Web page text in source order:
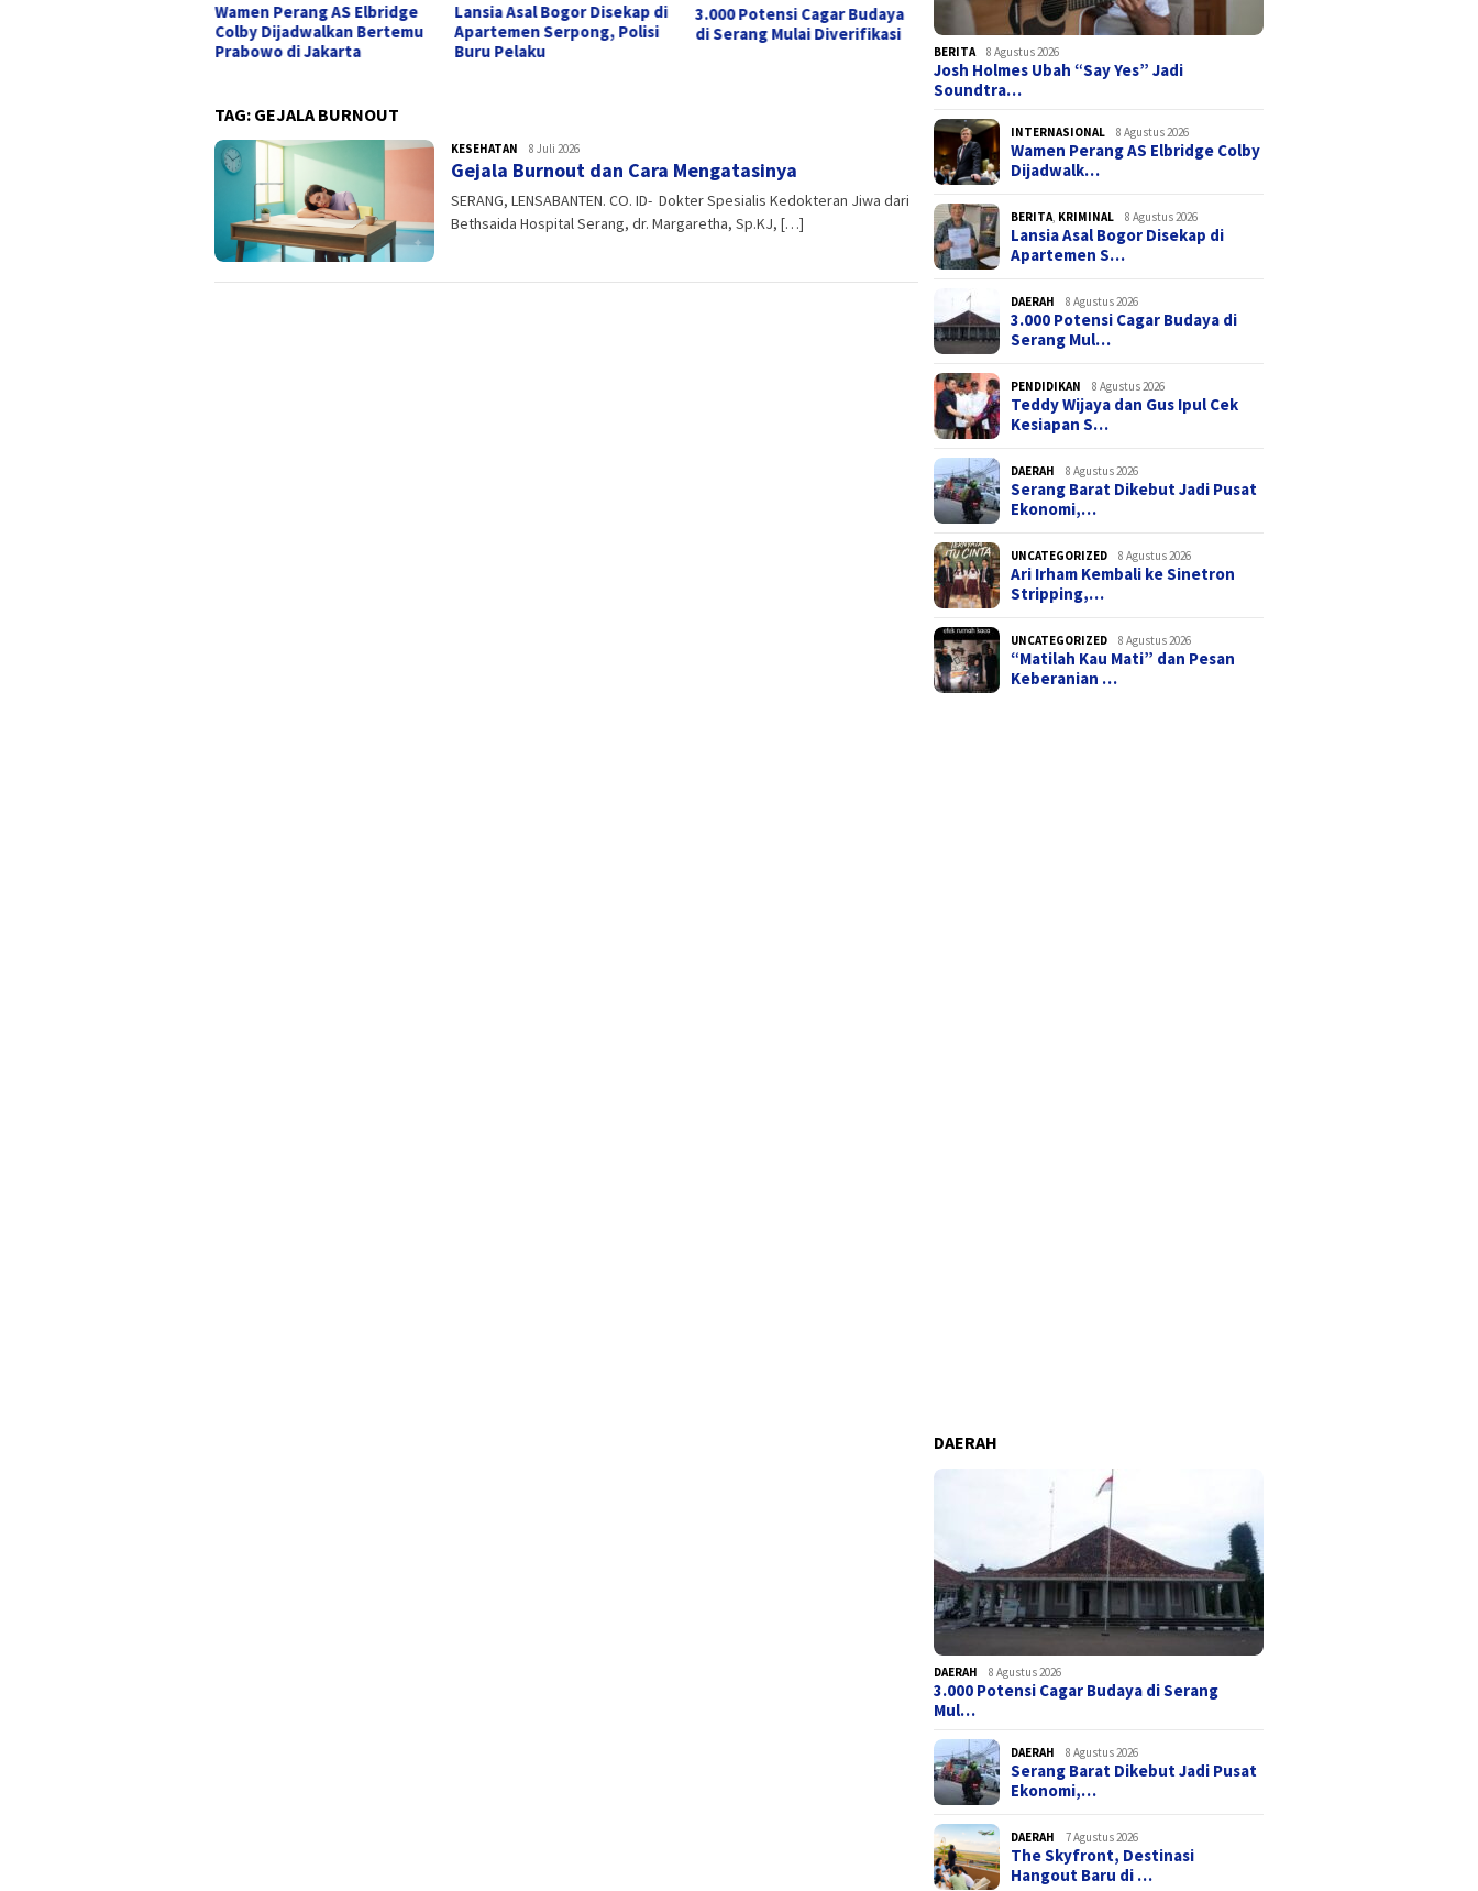
Wamen Perang AS Elbridge
Colby Dijadwalkan Bertemu
Prabowo di Jakarta
Lansia Asal Bogor Disekap di
Apartemen Serpong, Polisi
Buru Pelaku
3.000 Potensi Cagar Budaya
di Serang Mulai Diverifikasi
Teddy Wijaya dan Gus Ipul
Cek Kesiapan Sekolah Rakyat
di Tangerang
Serang Barat Dikebut Jadi
Pusat Ekonomi, Andra Soni
TAG: GEJALA BURNOUT
KESEHATAN admin
8 Juli 2026
Gejala Burnout dan Cara Mengatasinya
SERANG, LENSABANTEN. CO. ID- Dokter Spesialis Kedokteran Jiwa dari
Bethsaida Hospital Serang, dr. Margaretha, Sp.KJ, […]
BERITA 8 Agustus 2026
Josh Holmes Ubah “Say Yes” Jadi
Soundtra…
INTERNASIONAL 8 Agustus 2026
Wamen Perang AS Elbridge Colby
Dijadwalk…
BERITA, KRIMINAL 8 Agustus 2026
Lansia Asal Bogor Disekap di
Apartemen S…
DAERAH 8 Agustus 2026
3.000 Potensi Cagar Budaya di
Serang Mul…
PENDIDIKAN 8 Agustus 2026
Teddy Wijaya dan Gus Ipul Cek
Kesiapan S…
DAERAH 8 Agustus 2026
Serang Barat Dikebut Jadi Pusat
Ekonomi,…
UNCATEGORIZED 8 Agustus 2026
Ari Irham Kembali ke Sinetron
Stripping,…
UNCATEGORIZED 8 Agustus 2026
“Matilah Kau Mati” dan Pesan
Keberanian …
DAERAH
DAERAH 8 Agustus 2026
3.000 Potensi Cagar Budaya di Serang
Mul…
DAERAH 8 Agustus 2026
Serang Barat Dikebut Jadi Pusat
Ekonomi,…
DAERAH 7 Agustus 2026
The Skyfront, Destinasi
Hangout Baru di …